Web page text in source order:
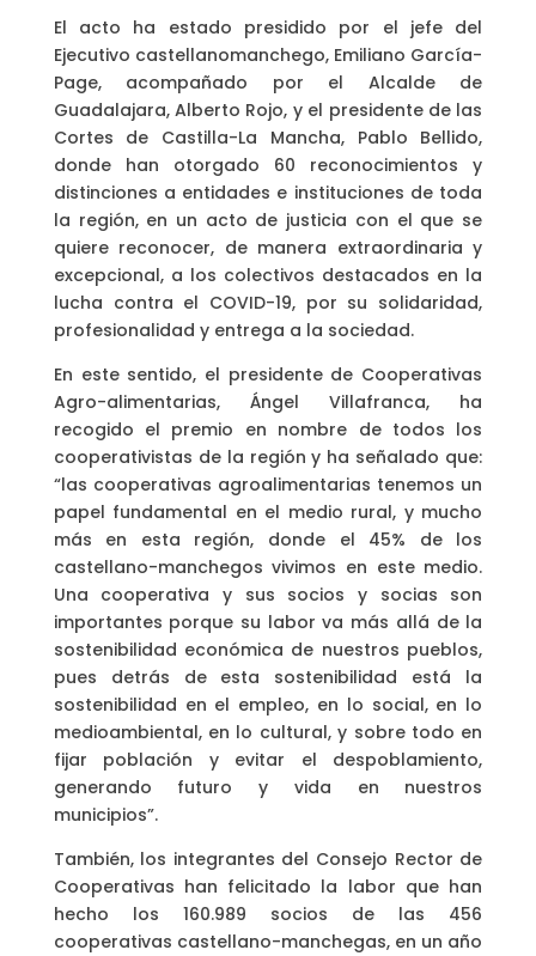
El acto ha estado presidido por el jefe del
Ejecutivo castellanomanchego, Emiliano García-
Page, acompañado por el Alcalde de
Guadalajara, Alberto Rojo, y el presidente de las
Cortes de Castilla-La Mancha, Pablo Bellido,
donde han otorgado 60 reconocimientos y
distinciones a entidades e instituciones de toda
la región, en un acto de justicia con el que se
quiere reconocer, de manera extraordinaria y
excepcional, a los colectivos destacados en la
lucha contra el COVID-19, por su solidaridad,
profesionalidad y entrega a la sociedad.
En este sentido, el presidente de Cooperativas
Agro-alimentarias, Ángel Villafranca, ha
recogido el premio en nombre de todos los
cooperativistas de la región y ha señalado que:
“las cooperativas agroalimentarias tenemos un
papel fundamental en el medio rural, y mucho
más en esta región, donde el 45% de los
castellano-manchegos vivimos en este medio.
Una cooperativa y sus socios y socias son
importantes porque su labor va más allá de la
sostenibilidad económica de nuestros pueblos,
pues detrás de esta sostenibilidad está la
sostenibilidad en el empleo, en lo social, en lo
medioambiental, en lo cultural, y sobre todo en
fijar población y evitar el despoblamiento,
generando futuro y vida en nuestros
municipios”.
También, los integrantes del Consejo Rector de
Cooperativas han felicitado la labor que han
hecho los 160.989 socios de las 456
cooperativas castellano-manchegas, en un año